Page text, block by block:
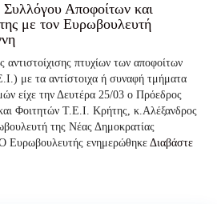
Αποφοίτων και
με τον Ευρωβουλευτή
αντιστοίχισης πτυχίων των αποφοίτων
με τα αντίστοιχα ή συναφή τμήματα
είχε την Δευτέρα 25/03 ο Πρόεδρος
Φοιτητών Τ.Ε.Ι. Κρήτης, κ.Αλέξανδρος
της Νέας Δημοκρατίας
Ευρωβουλευτής ενημερώθηκε Διαβάστε